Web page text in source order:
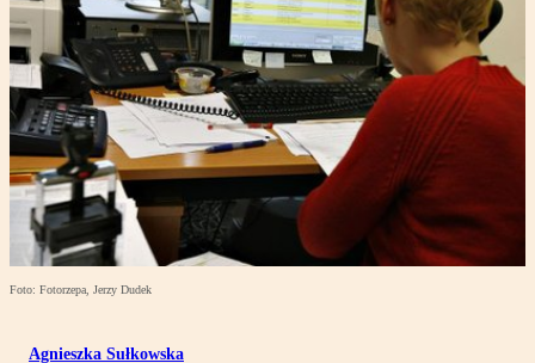
Foto: Fotorzepa, Jerzy Dudek
Agnieszka Sułkowska